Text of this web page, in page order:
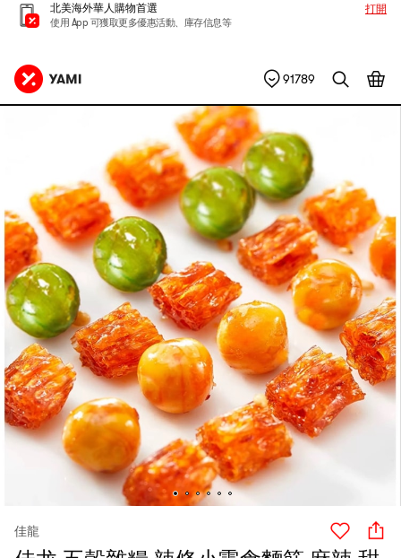
北美海外華人購物首選
使用 App 可獲取更多優惠活動、庫存信息等
打開
91789
佳龍